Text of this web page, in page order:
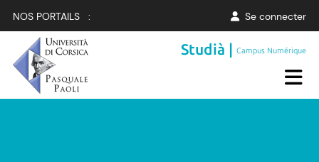
NOS PORTAILS : Se connecter
Studià |Campus Numérique